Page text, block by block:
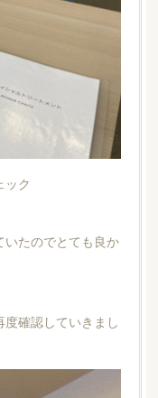
ック
たのでとても良か
確認していきまし